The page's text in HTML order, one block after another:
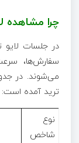
چرا مشاهده
در جلسات لایو
سفارش‌ها،
می‌شوند. در
ترید آمده است:
نوع
شاخص